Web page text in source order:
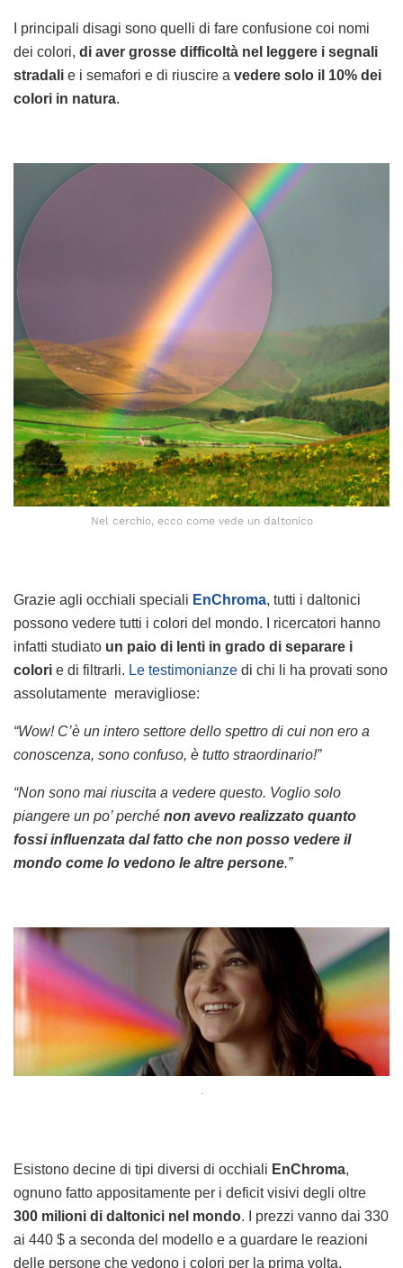
I principali disagi sono quelli di fare confusione coi nomi
dei colori, di aver grosse difficoltà nel leggere i segnali
stradali e i semafori e di riuscire a vedere solo il 10% dei
colori in natura.
Nel cerchio, ecco come vede un daltonico
Grazie agli occhiali speciali EnChroma, tutti i daltonici
possono vedere tutti i colori del mondo. I ricercatori hanno
infatti studiato un paio di lenti in grado di separare i
colori e di filtrarli. Le testimonianze di chi li ha provati sono
assolutamente meravigliose:
“Wow! C’è un intero settore dello spettro di cui non ero a
conoscenza, sono confuso, è tutto straordinario!”
“Non sono mai riuscita a vedere questo. Voglio solo
piangere un po’ perché non avevo realizzato quanto
fossi influenzata dal fatto che non posso vedere il
mondo come lo vedono le altre persone.”
.
Esistono decine di tipi diversi di occhiali EnChroma,
ognuno fatto appositamente per i deficit visivi degli oltre
300 milioni di daltonici nel mondo. I prezzi vanno dai 330
ai 440 $ a seconda del modello e a guardare le reazioni
delle persone che vedono i colori per la prima volta,